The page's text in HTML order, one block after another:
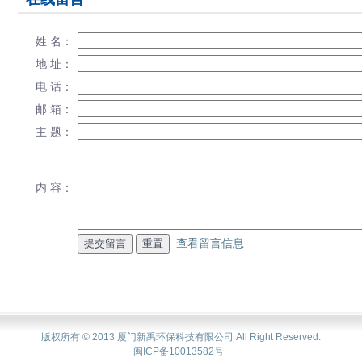
姓 名：
地 址：
电 话：
邮 箱：
主 题：
内 容：
查看留言信息
版权所有 © 2013 厦门新禹环保科技有限公司 All Right Reserved.
闽ICP备10013582号